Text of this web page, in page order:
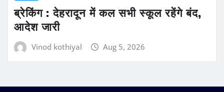
ब्रेकिंग : देहरादून में कल सभी स्कूल रहेंगे बंद,
आदेश जारी
Vinod kothiyal Aug 5, 2026